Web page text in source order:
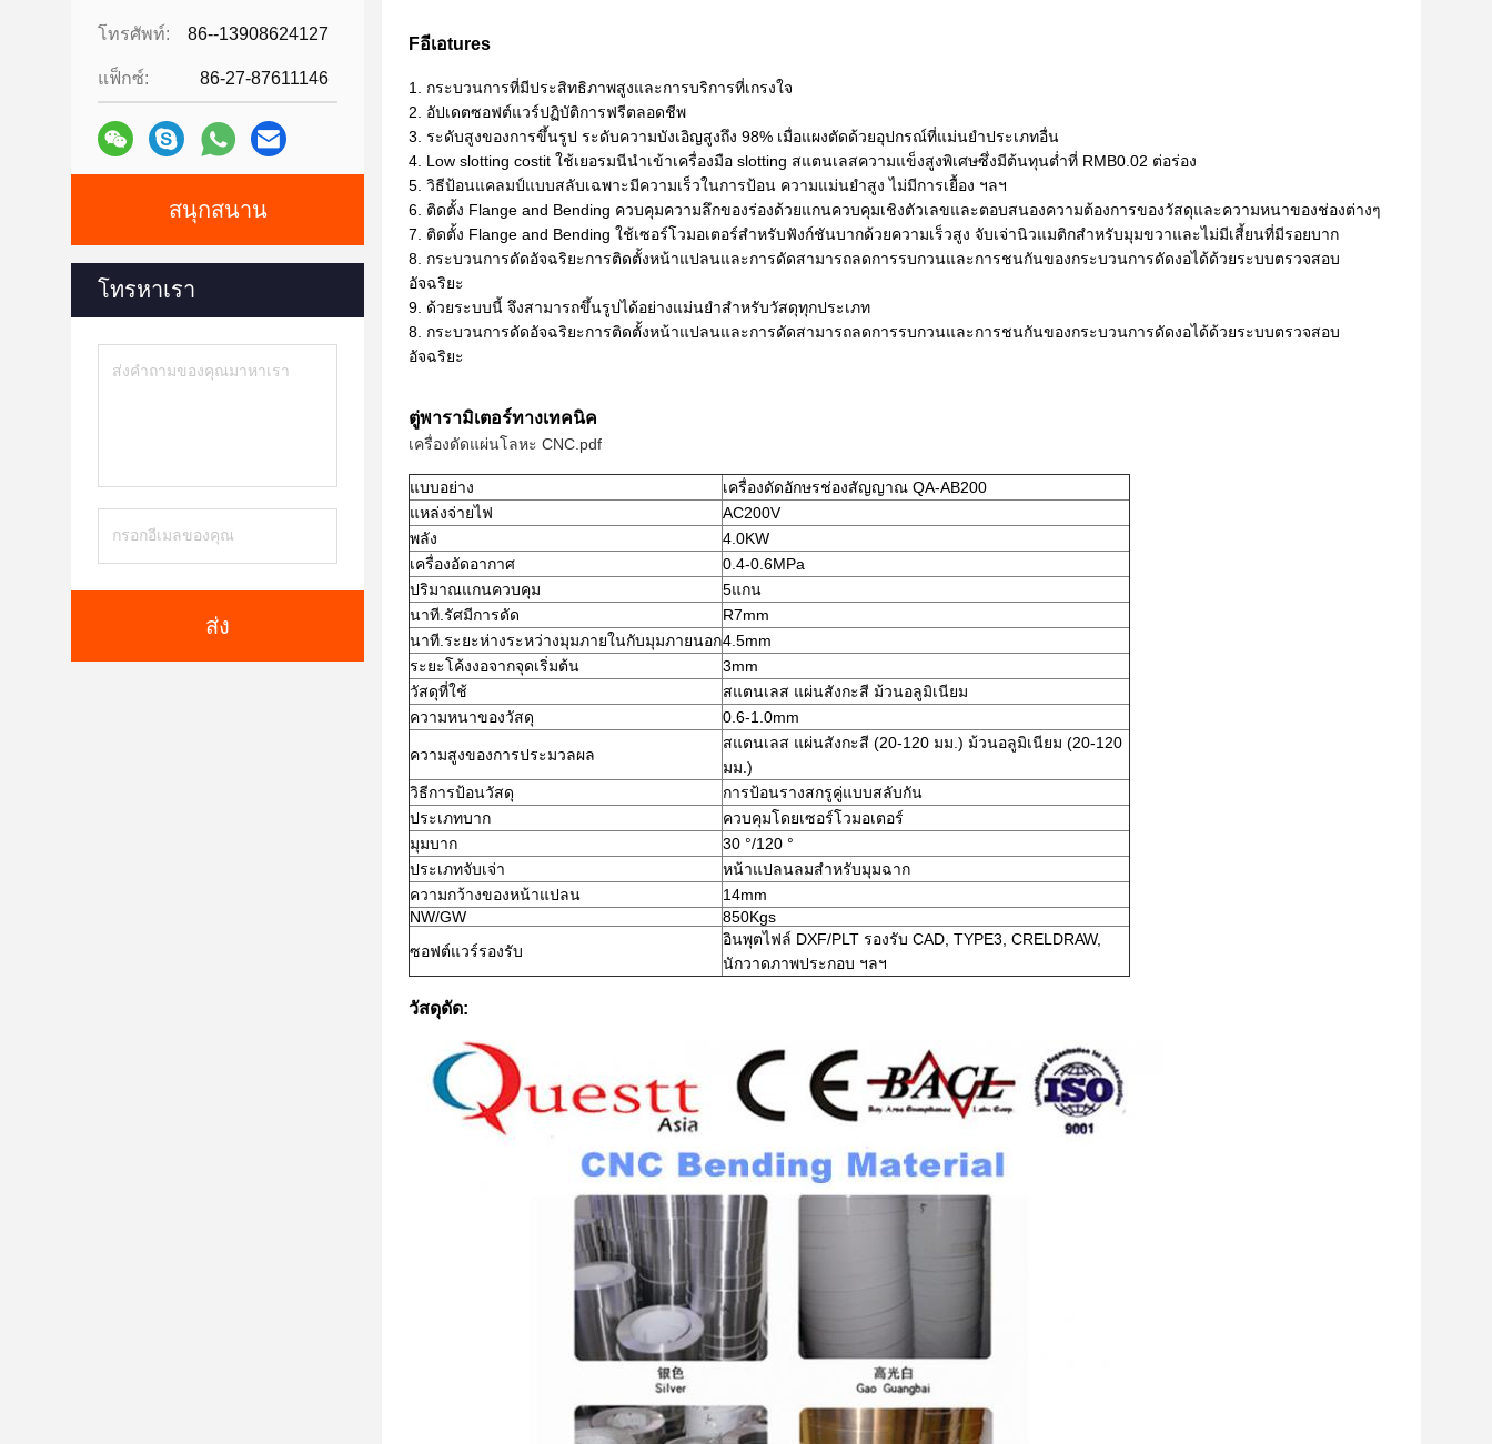
โทรศัพท์: 86--13908624127
แฟ็กซ์: 86-27-87611146
สนุกสนาน
โทรหาเรา
ส่ง
Fอีเอtures
1. กระบวนการที่มีประสิทธิภาพสูงและการบริการที่เกรงใจ
2. อัปเดตซอฟต์แวร์ปฏิบัติการฟรีตลอดชีพ
3. ระดับสูงของการขึ้นรูป ระดับความบังเอิญสูงถึง 98% เมื่อแผงตัดด้วยอุปกรณ์ที่แม่นยำประเภทอื่น
4. Low slotting costit ใช้เยอรมนีนำเข้าเครื่องมือ slotting สแตนเลสความแข็งสูงพิเศษซึ่งมีต้นทุนต่ำที่ RMB0.02 ต่อร่อง
5. วิธีป้อนแคลมป์แบบสลับเฉพาะมีความเร็วในการป้อน ความแม่นยำสูง ไม่มีการเยื้อง ฯลฯ
6. ติดตั้ง Flange and Bending ควบคุมความลึกของร่องด้วยแกนควบคุมเชิงตัวเลขและตอบสนองความต้องการของวัสดุและความหนาของช่องต่างๆ
7. ติดตั้ง Flange and Bending ใช้เซอร์โวมอเตอร์สำหรับฟังก์ชันบากด้วยความเร็วสูง จับเจ่านิวแมติกสำหรับมุมขวาและไม่มีเสี้ยนที่มีรอยบาก
8. กระบวนการดัดอัจฉริยะการติดตั้งหน้าแปลนและการดัดสามารถลดการรบกวนและการชนกันของกระบวนการดัดงอได้ด้วยระบบตรวจสอบ
อัจฉริยะ
9. ด้วยระบบนี้ จึงสามารถขึ้นรูปได้อย่างแม่นยำสำหรับวัสดุทุกประเภท
8. กระบวนการดัดอัจฉริยะการติดตั้งหน้าแปลนและการดัดสามารถลดการรบกวนและการชนกันของกระบวนการดัดงอได้ด้วยระบบตรวจสอบ
อัจฉริยะ
ตู่พารามิเตอร์ทางเทคนิค
เครื่องดัดแผ่นโลหะ CNC.pdf
แบบอย่าง
เครื่องดัดอักษรช่องสัญญาณ QA-AB200
แหล่งจ่ายไฟ
AC200V
พลัง
4.0KW
เครื่องอัดอากาศ
0.4-0.6MPa
ปริมาณแกนควบคุม
5แกน
นาที.รัศมีการดัด
R7mm
นาที.ระยะห่างระหว่างมุมภายในกับมุมภายนอก4.5mm
ระยะโค้งงอจากจุดเริ่มต้น
3mm
วัสดุที่ใช้
สแตนเลส แผ่นสังกะสี ม้วนอลูมิเนียม
ความหนาของวัสดุ
0.6-1.0mm
ความสูงของการประมวลผล
สแตนเลส แผ่นสังกะสี (20-120 มม.) ม้วนอลูมิเนียม (20-120
มม.)
วิธีการป้อนวัสดุ
การป้อนรางสกรูคู่แบบสลับกัน
ประเภทบาก
ควบคุมโดยเซอร์โวมอเตอร์
มุมบาก
30 °/120 °
ประเภทจับเจ่า
หน้าแปลนลมสำหรับมุมฉาก
ความกว้างของหน้าแปลน
14mm
NW/GW
850Kgs
ซอฟต์แวร์รองรับ
อินพุตไฟล์ DXF/PLT รองรับ CAD, TYPE3, CRELDRAW,
นักวาดภาพประกอบ ฯลฯ
วัสดุดัด: